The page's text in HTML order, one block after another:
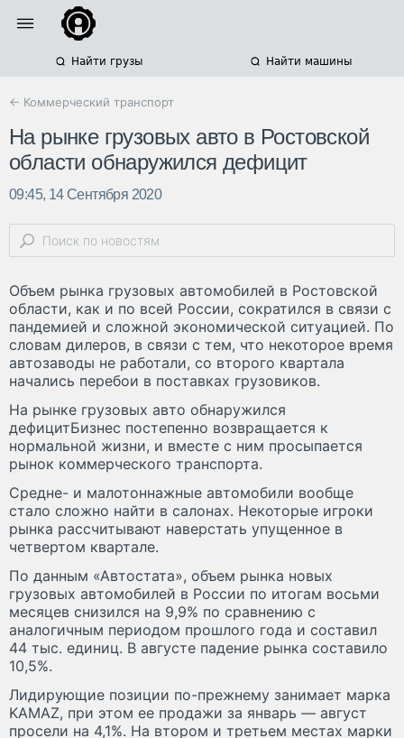
Найти грузы Найти машины
← Коммерческий транспорт
На рынке грузовых авто в Ростовской
области обнаружился дефицит
09:45, 14 Сентября 2020
Объем рынка грузовых автомобилей в Ростовской
области, как и по всей России, сократился в связи с
пандемией и сложной экономической ситуацией. По
словам дилеров, в связи с тем, что некоторое время
автозаводы не работали, со второго квартала
начались перебои в поставках грузовиков.
На рынке грузовых авто обнаружился
дефицитБизнес постепенно возвращается к
нормальной жизни, и вместе с ним просыпается
рынок коммерческого транспорта.
Средне- и малотоннажные автомобили вообще
стало сложно найти в салонах. Некоторые игроки
рынка рассчитывают наверстать упущенное в
четвертом квартале.
По данным «Автостата», объем рынка новых
грузовых автомобилей в России по итогам восьми
месяцев снизился на 9,9% по сравнению с
аналогичным периодом прошлого года и составил
44 тыс. единиц. В августе падение рынка составило
10,5%.
Лидирующие позиции по-прежнему занимает марка
KAMAZ, при этом ее продажи за январь — август
просели на 4,1%. На втором и третьем местах марки